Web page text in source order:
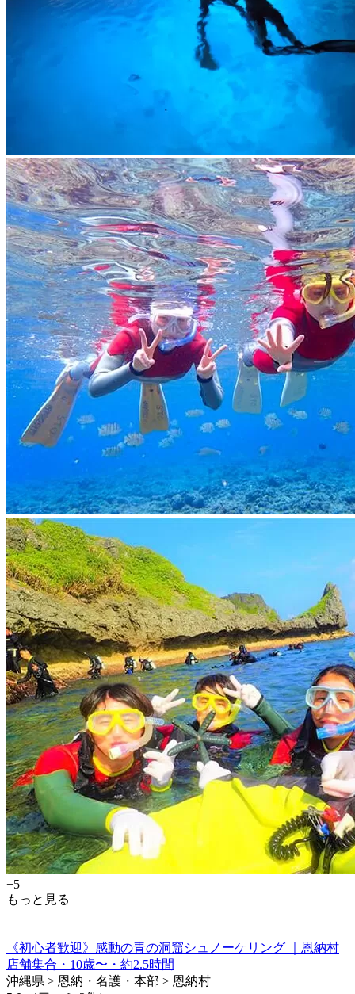
+5
もっと見る
《初心者歓迎》感動の青の洞窟シュノーケリング ｜恩納村
店舗集合・10歳〜・約2.5時間
沖縄県 > 恩納・名護・本部 > 恩納村